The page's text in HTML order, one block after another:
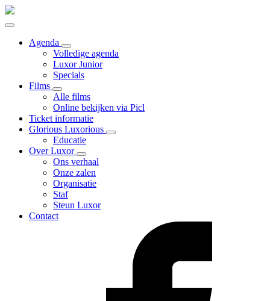
Agenda
Volledige agenda
Luxor Junior
Specials
Films
Alle films
Online bekijken via Picl
Ticket informatie
Glorious Luxorious
Educatie
Over Luxor
Ons verhaal
Onze zalen
Organisatie
Staf
Steun Luxor
Contact